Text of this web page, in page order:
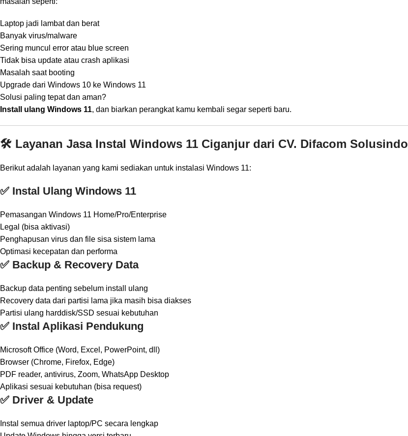
Laptop jadi lambat dan berat
Banyak virus/malware
Sering muncul error atau blue screen
Tidak bisa update atau crash aplikasi
Masalah saat booting
Upgrade dari Windows 10 ke Windows 11
Solusi paling tepat dan aman?
Install ulang Windows 11, dan biarkan perangkat kamu kembali segar seperti baru.
🛠️ Layanan Jasa Instal Windows 11 Ciganjur dari CV. Difacom Solusindo
Berikut adalah layanan yang kami sediakan untuk instalasi Windows 11:
✅ Instal Ulang Windows 11
Pemasangan Windows 11 Home/Pro/Enterprise
Legal (bisa aktivasi)
Penghapusan virus dan file sisa sistem lama
Optimasi kecepatan dan performa
✅ Backup & Recovery Data
Backup data penting sebelum install ulang
Recovery data dari partisi lama jika masih bisa diakses
Partisi ulang harddisk/SSD sesuai kebutuhan
✅ Instal Aplikasi Pendukung
Microsoft Office (Word, Excel, PowerPoint, dll)
Browser (Chrome, Firefox, Edge)
PDF reader, antivirus, Zoom, WhatsApp Desktop
Aplikasi sesuai kebutuhan (bisa request)
✅ Driver & Update
Instal semua driver laptop/PC secara lengkap